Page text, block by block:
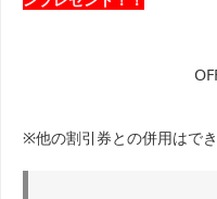
※他の割引券との併用はで